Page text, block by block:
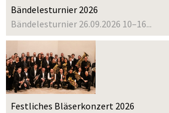
Bändelesturnier 2026
Bändelesturnier 26.09.2026 10–16...
Festliches Bläserkonzert 2026